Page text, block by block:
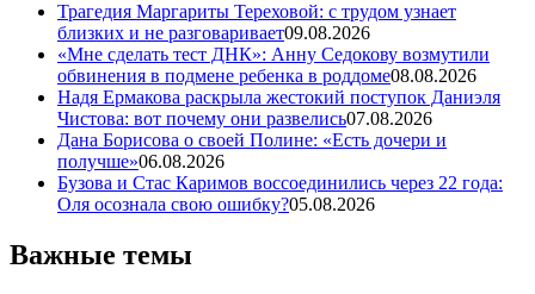
Трагедия Маргариты Тереховой: с трудом узнает
близких и не разговаривает09.08.2026
«Мне сделать тест ДНК»: Анну Седокову возмутили
обвинения в подмене ребенка в роддоме08.08.2026
Надя Ермакова раскрыла жестокий поступок Даниэля
Чистова: вот почему они развелись07.08.2026
Дана Борисова о своей Полине: «Есть дочери и
получше»06.08.2026
Бузова и Стас Каримов воссоединились через 22 года:
Оля осознала свою ошибку?05.08.2026
Важные темы